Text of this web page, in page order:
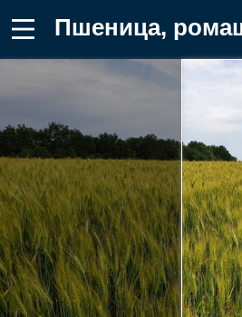
Пшеница, ромашки, поле